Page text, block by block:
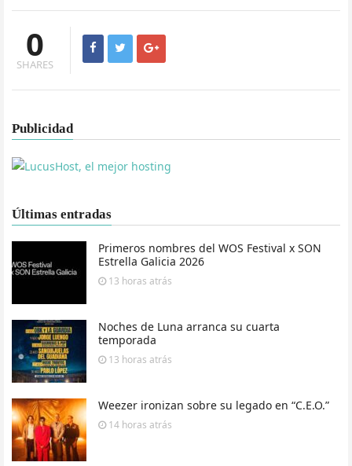
0
SHARES
Publicidad
Últimas entradas
Primeros nombres del WOS Festival x SON
Estrella Galicia 2026
13 horas atrás
Noches de Luna arranca su cuarta
temporada
13 horas atrás
Weezer ironizan sobre su legado en “C.E.O.”
14 horas atrás